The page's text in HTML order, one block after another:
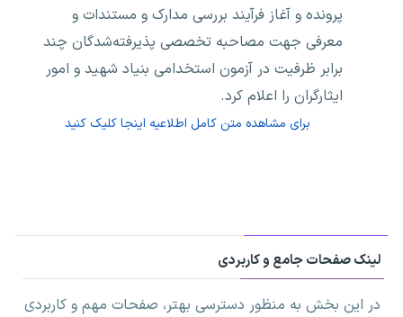
پرونده و آغاز فرآیند بررسی مدارک و مستندات و
معرفی جهت مصاحبه تخصصی پذیرفته‌شدگان چند
برابر ظرفیت در آزمون استخدامی بنیاد شهید و امور
ایثارگران را اعلام کرد.
برای مشاهده متن کامل اطلاعیه اینجا کلیک کنید
لینک صفحات جامع و کاربردی
در این بخش به منظور دسترسی بهتر، صفحات مهم و کاربردی